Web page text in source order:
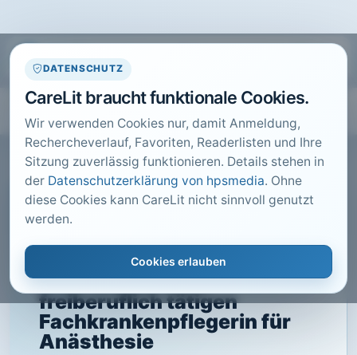
DATENSCHUTZ
CareLit braucht funktionale Cookies.
Wir verwenden Cookies nur, damit Anmeldung,
Rechercheverlauf, Favoriten, Readerlisten und Ihre
Sitzung zuverlässig funktionieren. Details stehen in
der Datenschutzerklärung von hpsmedia. Ohne
diese Cookies kann CareLit nicht sinnvoll genutzt
werden.
Cookies erlauben
CARELIT FACHARTIKEL
Zum
sozialversicherungsrechtli
chen Status einer
freiberuflich tätigen
Fachkrankenpflegerin für
Anästhesie